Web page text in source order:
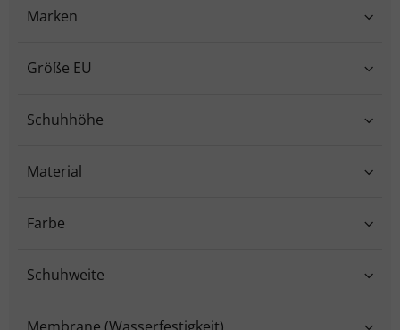
Marken
Größe EU
Schuhhöhe
Material
Farbe
Schuhweite